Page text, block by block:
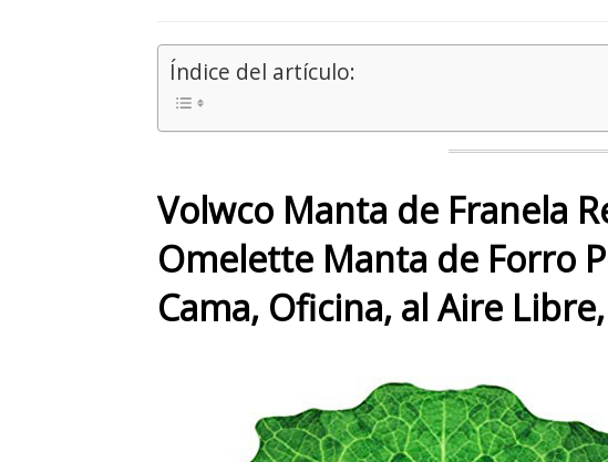
Índice del artículo:
Volwco Manta de Franela
Omelette Manta de Forro
Cama, Oficina, al Aire